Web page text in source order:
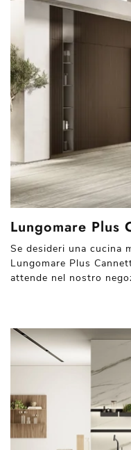
Lungomare Plus
Se desideri una cucina
Lungomare Plus
attende nel nostro